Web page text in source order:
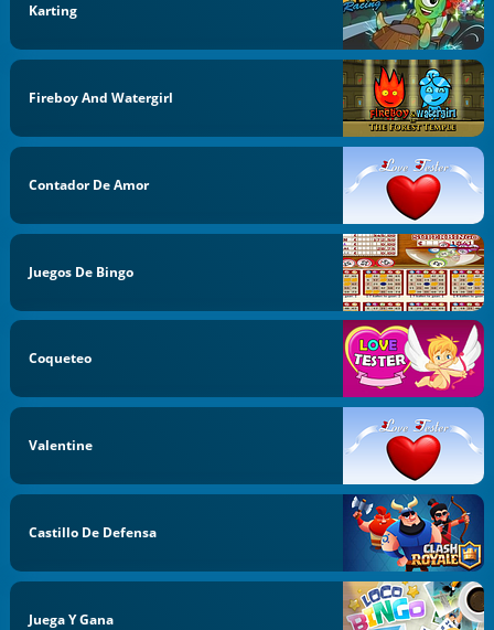
Karting
Fireboy And Watergirl
Contador De Amor
Juegos De Bingo
Coqueteo
Valentine
Castillo De Defensa
Juega Y Gana